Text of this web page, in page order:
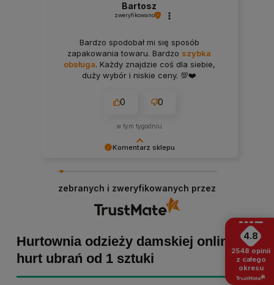
Komentarz sklepu
tym bardziej cieszymy się, że zakup przebiegł
pomyślnie. Obiecujemy utrzymać dobrą passę -
zapraszamy ponownie! :)
Bartosz
zweryfikowano
Bardzo spodobał mi się sposób
zapakowania towaru. Bardzo szybka
obsługa. Każdy znajdzie coś dla siebie,
duży wybór i niskie ceny. 💯❤️
0 0
w tym tygodniu
zebranych i zweryfikowanych przez
Hurtownia odzieży damskiej online -
hurt ubrań od 1 sztuki
4.8
2548 opinii
z całego
okresu